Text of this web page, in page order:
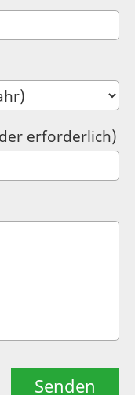
erforderlich)